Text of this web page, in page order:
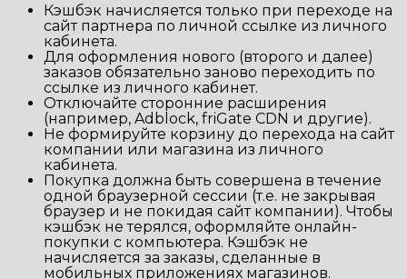
Кэшбэк начисляется только при переходе на
сайт партнера по личной ссылке из личного
кабинета.
Для оформления нового (второго и далее)
заказов обязательно заново переходить по
ссылке из личного кабинет.
Отключайте сторонние расширения
(например, Adblock, friGate CDN и другие).
Не формируйте корзину до перехода на сайт
компании или магазина из личного
кабинета.
Покупка должна быть совершена в течение
одной браузерной сессии (т.е. не закрывая
браузер и не покидая сайт компании). Чтобы
кэшбэк не терялся, оформляйте онлайн-
покупки с компьютера. Кэшбэк не
начисляется за заказы, сделанные в
мобильных приложениях магазинов.